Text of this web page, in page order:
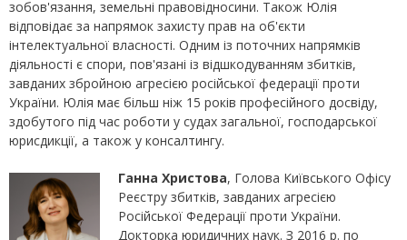
зобов'язання, земельні правовідносини. Також Юлія
відповідає за напрямок захисту прав на об'єкти
інтелектуальної власності. Одним із поточних напрямків
діяльності є спори, пов'язані із відшкодуванням збитків,
завданих збройною агресією російської федерації проти
України. Юлія має більш ніж 15 років професійного досвіду,
здобутого під час роботи у судах загальної, господарської
юрисдикції, а також у консалтингу.
Ганна Христова, Голова Київського Офісу
Реєстру збитків, завданих агресією
Російської Федерації проти України.
Докторка юридичних наук. З 2016 р. по